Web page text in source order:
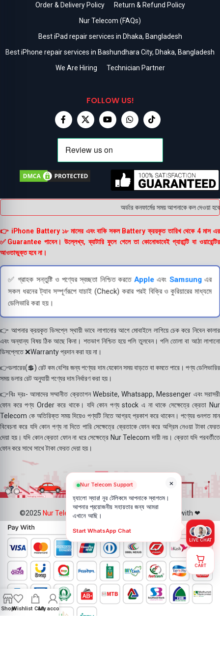
Order & Delivery Policy
Return & Refund Policy
Nur Telecom (FAQs)
Best iPad repair services in Dhaka, Bangladesh
Best iPhone repair services in Bashundhara City, Dhaka, Bangladesh
We Are Hiring
Technician Partner
FOLLOW US!
অর্ডার কনফার্মের সময় আপনাকে কল দেওয়া
👉 iPhone Battery ১৮ মাসের এবং বাকি সকল Battery ক্রয়কৃত তারিখ থেকে 4 মাস এর
✅Guarantee পাবেন। উল্লেখ্য, ব্যাটারি ফুলে গেলে তা কোনোভাবেই গ্যারান্টি বা ওয়ারেন্টির
আওতাভুক্ত হবে না।
✅ গ্রাহক সন্তুষ্টি ও পণ্যের স্বচ্ছতা নিশ্চিত করতেApple এবংSamsung এর
সকল ধরনের ট্যাব সম্পূর্ণরূপে যাচাই (Check) করার পরই বিক্রি ও কুরিয়ারের মাধ্যমে
ডেলিভারি করা হয়।
👉 আপনার ক্রয়কৃত ডিসপ্লে স্থায়ী ভাবে লাগানোর আগে মোবাইলে লাগিয়ে চেক করে নিবেন কালার
এবং অন্যান্য বিষয় ঠিক আছে কিনা। শতভাগ নিশ্চিত হয়ে পলি তুলবেন। পলি তোলা বা আঠা লাগানো
ডিসপ্লেতে ❌Warranty প্রদান করা হয় না।
👉ডলারের(💲) রেট কম বেশির জন্য পণ্যের দাম যেকোন সময় বাড়তে বা কমতে পারে। পণ্য ডেলিভারির
সময় ডলার রেট অনুযায়ী পণ্যের দাম নির্ধারণ করা হয়।
👉বিঃ দ্রঃ- আমাদের সম্মানীত ক্রেতাগন Website, Whatsapp, Messenger এবং সরাসরী
ফোন করে পণ্য Order করে থাকে। যদি কোন পণ্য stock এ না থাকে সেক্ষেত্রে ক্রেতা Nur
Telecom কে অতিরিক্ত সময় দিয়েও পণ্যটি নিতে আগ্রহ প্রকাশ করে থাকেন। পণ্যের গুনগত মান
বিবেচনা করে যদি কোন পণ্য না দিতে পারি সেক্ষেত্রে ক্রেতাকে ফোন করে অগ্রিম নেওয়া টাকা ফেরত
দেয়া হয়। যদি কোন ক্রেতা ফোন না ধরে সেক্ষেত্রে Nur Telecom দায়ী নয়। ক্রেতা যদি পরবর্তীতে
ফোন করে সাথে সাথে টাকা ফেরত দেয়া হয়।
©2025 Nur Telecom- All Rights Reserved || Created with ❤
ShopWishlist CartMy account
×
Nur Telecom Support
হ্যালো স্যার! নূর টেলিকমে আপনাকে স্বাগতম।
আপনার প্রয়োজনীয় সহায়তার জন্য আমরা
এখানে আছি।
Start WhatsApp Chat
LIVE CHAT
CART